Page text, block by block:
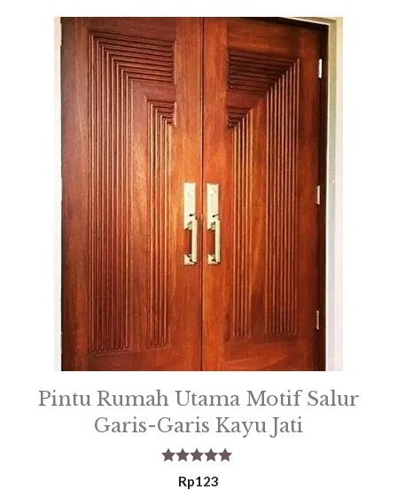
Pintu Rumah Utama Motif Salur
Garis-Garis Kayu Jati
5.00
out of 5
Rp123